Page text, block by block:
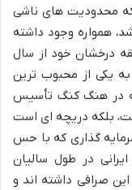
که محدودیت های ناشی
همواره وجود داشته
درخشان خود از سال
به یکی از محبوب ترین
در هنگ کنگ تأسیس
بلکه دریچه ای است
گذاری که با حس
در طول سالیان
صرافی داشته اند و